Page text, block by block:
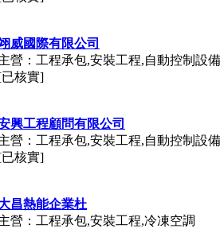
威國際有限公司
營：工程承包,安裝工程,自動控制設備
核實]
興工程顧問有限公司
營：工程承包,安裝工程,自動控制設備
核實]
昌熱能企業杜
營：工程承包,安裝工程,冷凍空調